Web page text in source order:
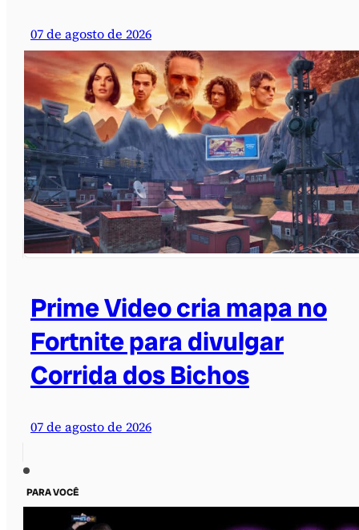
07 de agosto de 2026
Prime Video cria mapa no
Fortnite para divulgar
Corrida dos Bichos
07 de agosto de 2026
PARA VOCÊ